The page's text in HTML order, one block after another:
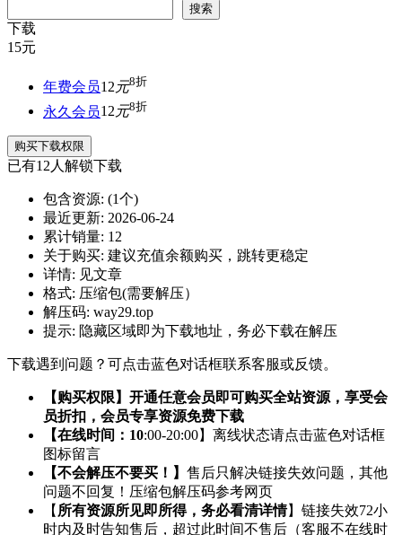
搜索
下载
15元
年费会员12 元8折
永久会员12元8折
购买下载权限
已有12人解锁下载
包含资源: (1个)
最近更新: 2026-06-24
累计销量: 12
关于购买: 建议充值余额购买，跳转更稳定
详情: 见文章
格式: 压缩包(需要解压）
解压码: way29.top
提示: 隐藏区域即为下载地址，务必下载在解压
下载遇到问题？可点击蓝色对话框联系客服或反馈。
【购买权限】开通任意会员即可购买全站资源，享受会
员折扣，会员专享资源免费下载
【在线时间：10:00-20:00】离线状态请点击蓝色对话框
图标留言
【不会解压不要买！】 售后只解决链接失效问题，其他
问题不回复！压缩包解压码参考网页
【 所有资源所见即所得，务必看清详情】链接失效72小
时内及时告知售后，超过此时间不售后（客服不在线时